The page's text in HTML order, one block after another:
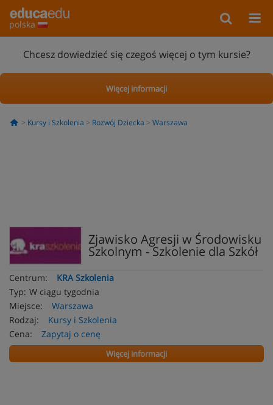
polska
Chcesz dowiedzieć się czegoś więcej o tym kursie?
Więcej informacji
Kursy i Szkolenia Rozwój Dziecka Warszawa
Zjawisko Agresji w Środowisku
Szkolnym - Szkolenie dla Szkół
Centrum:
KRA Szkolenia
Typ: W ciągu tygodnia
Miejsce:
Warszawa
Rodzaj:
Kursy i Szkolenia
Cena:
Zapytaj o cenę
Więcej informacji